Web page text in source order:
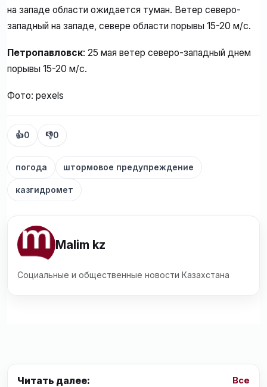
на западе области ожидается туман. Ветер северо-
западный на западе, севере области порывы 15-20 м/с.
Петропавловск: 25 мая ветер северо-западный днем
порывы 15-20 м/с.
Фото: pexels
👍0 👎0
погода штормовое предупреждение
казгидромет
Malim kz
Социальные и общественные новости Казахстана
Читать далее: Все